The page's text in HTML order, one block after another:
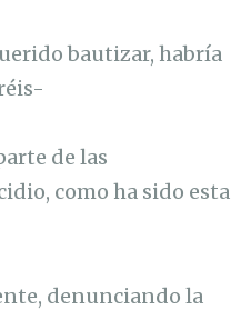
bautizar, habría
de las
como ha sido esta
denunciando la